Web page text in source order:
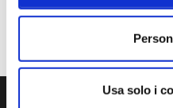
Usa solo i
IP